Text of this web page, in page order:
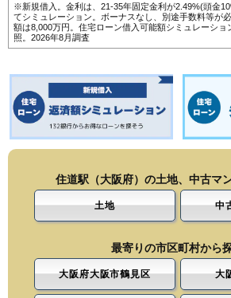
※新規借入。金利は、21-35年固定金利が2.49%(頭金
てシミュレーション。ボーナスなし、別途手数料等が
額は8,000万円。 住宅ローン借入可能額シミュレーショ
照。2026年8月調査
住道駅（大阪府）の土地、中古マ
土地 中
最寄りの市区町村から
大阪府大阪市鶴見区 大